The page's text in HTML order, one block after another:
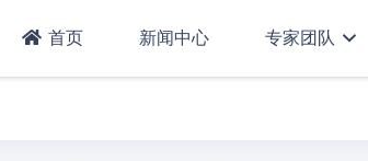
首页 新闻中心 专家团队